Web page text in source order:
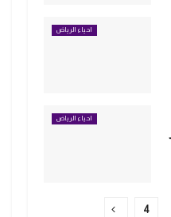
احياء الرياض
احياء الرياض
4